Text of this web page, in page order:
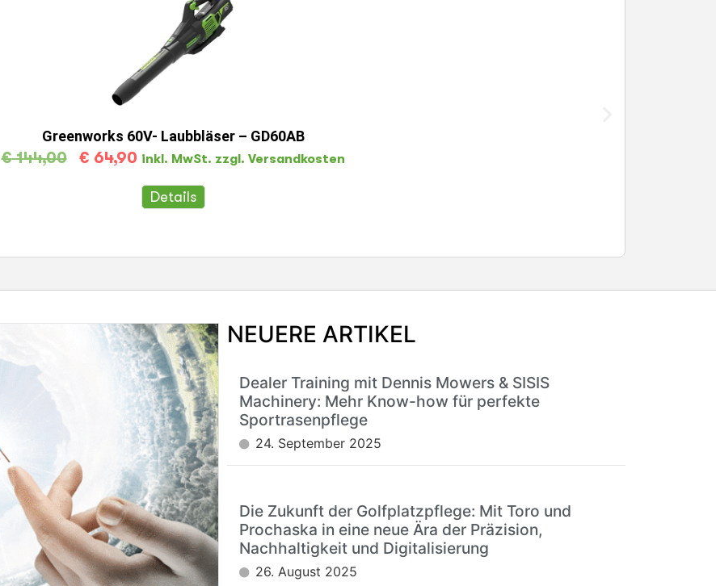
Greenworks 60V- Laubbläser – GD60AB
€144,00 € 64,90 inkl. MwSt. zzgl. Versandkosten
Details
NEUERE ARTIKEL
Dealer Training mit Dennis Mowers & SISIS
Machinery: Mehr Know-how für perfekte
Sportrasenpflege
24. September 2025
Die Zukunft der Golfplatzpflege: Mit Toro und
Prochaska in eine neue Ära der Präzision,
Nachhaltigkeit und Digitalisierung
26. August 2025